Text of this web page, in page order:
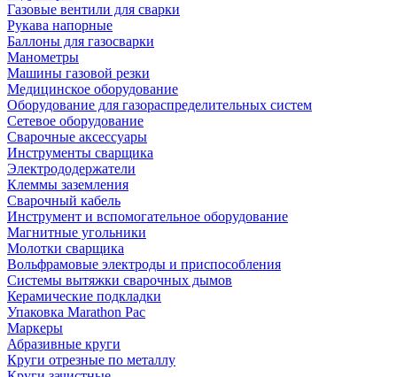
Газовые вентили для сварки
Рукава напорные
Баллоны для газосварки
Манометры
Машины газовой резки
Медицинское оборудование
Оборудование для газораспределительных систем
Сетевое оборудование
Сварочные аксессуары
Инструменты сварщика
Электрододержатели
Клеммы заземления
Сварочный кабель
Инструмент и вспомогательное оборудование
Магнитные угольники
Молотки сварщика
Вольфрамовые электроды и приспособления
Системы вытяжки сварочных дымов
Керамические подкладки
Упаковка Marathon Pac
Маркеры
Абразивные круги
Круги отрезные по металлу